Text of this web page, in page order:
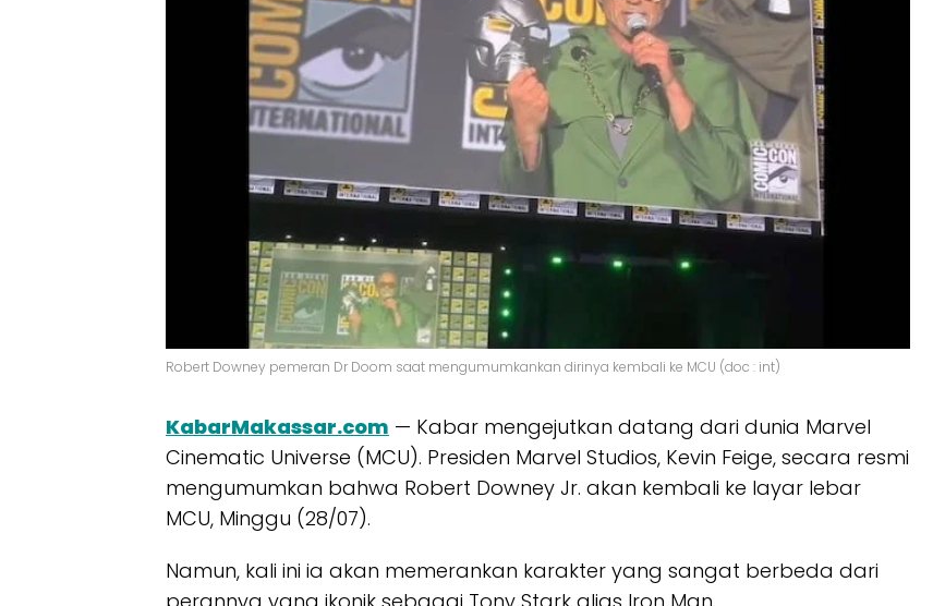
Robert Downey pemeran Dr Doom saat mengumumkankan dirinya kembali ke MCU (doc : int)
KabarMakassar.com — Kabar mengejutkan datang dari dunia Marvel
Cinematic Universe (MCU). Presiden Marvel Studios, Kevin Feige, secara resmi
mengumumkan bahwa Robert Downey Jr. akan kembali ke layar lebar
MCU, Minggu (28/07).
Namun, kali ini ia akan memerankan karakter yang sangat berbeda dari